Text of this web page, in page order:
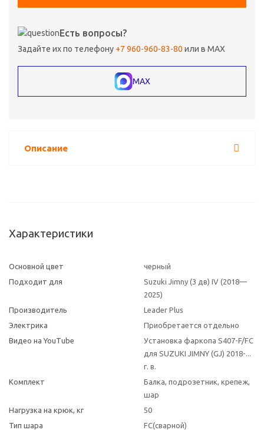
Есть вопросы?
Задайте их по телефону +7 960-960-83-80 или в MAX
MAX
Описание
Характеристики
Основной цвет
черный
Подходит для
Suzuki Jimny (3 дв) IV (2018—
2025)
Производитель
Leader Plus
Электрика
Приобретается отдельно
Видео на YouTube
Установка фаркопа S407-F/FC
для SUZUKI JIMNY (GJ) 2018-...
г. в.
Комплект
Балка, подрозетник, крепеж,
шар
Нагрузка на крюк, кг
50
Тип шара
FC(сварной)